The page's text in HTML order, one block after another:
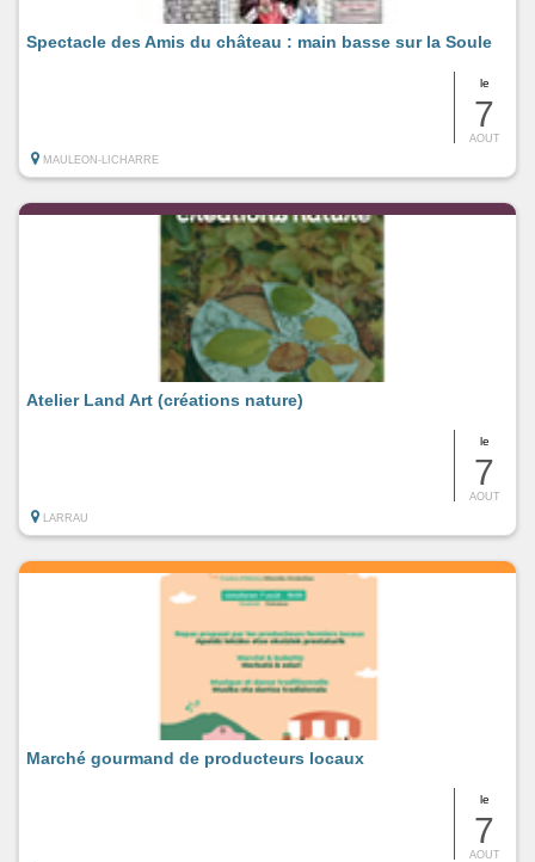
le
7
AOUT
Spectacle des Amis du château : main basse sur la Soule
MAULEON-LICHARRE
le
7
AOUT
Atelier Land Art (créations nature)
LARRAU
le
7
AOUT
Marché gourmand de producteurs locaux